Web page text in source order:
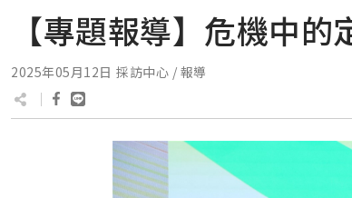
【專題報導】危機中
2025年05月12日 採訪中心 / 報導